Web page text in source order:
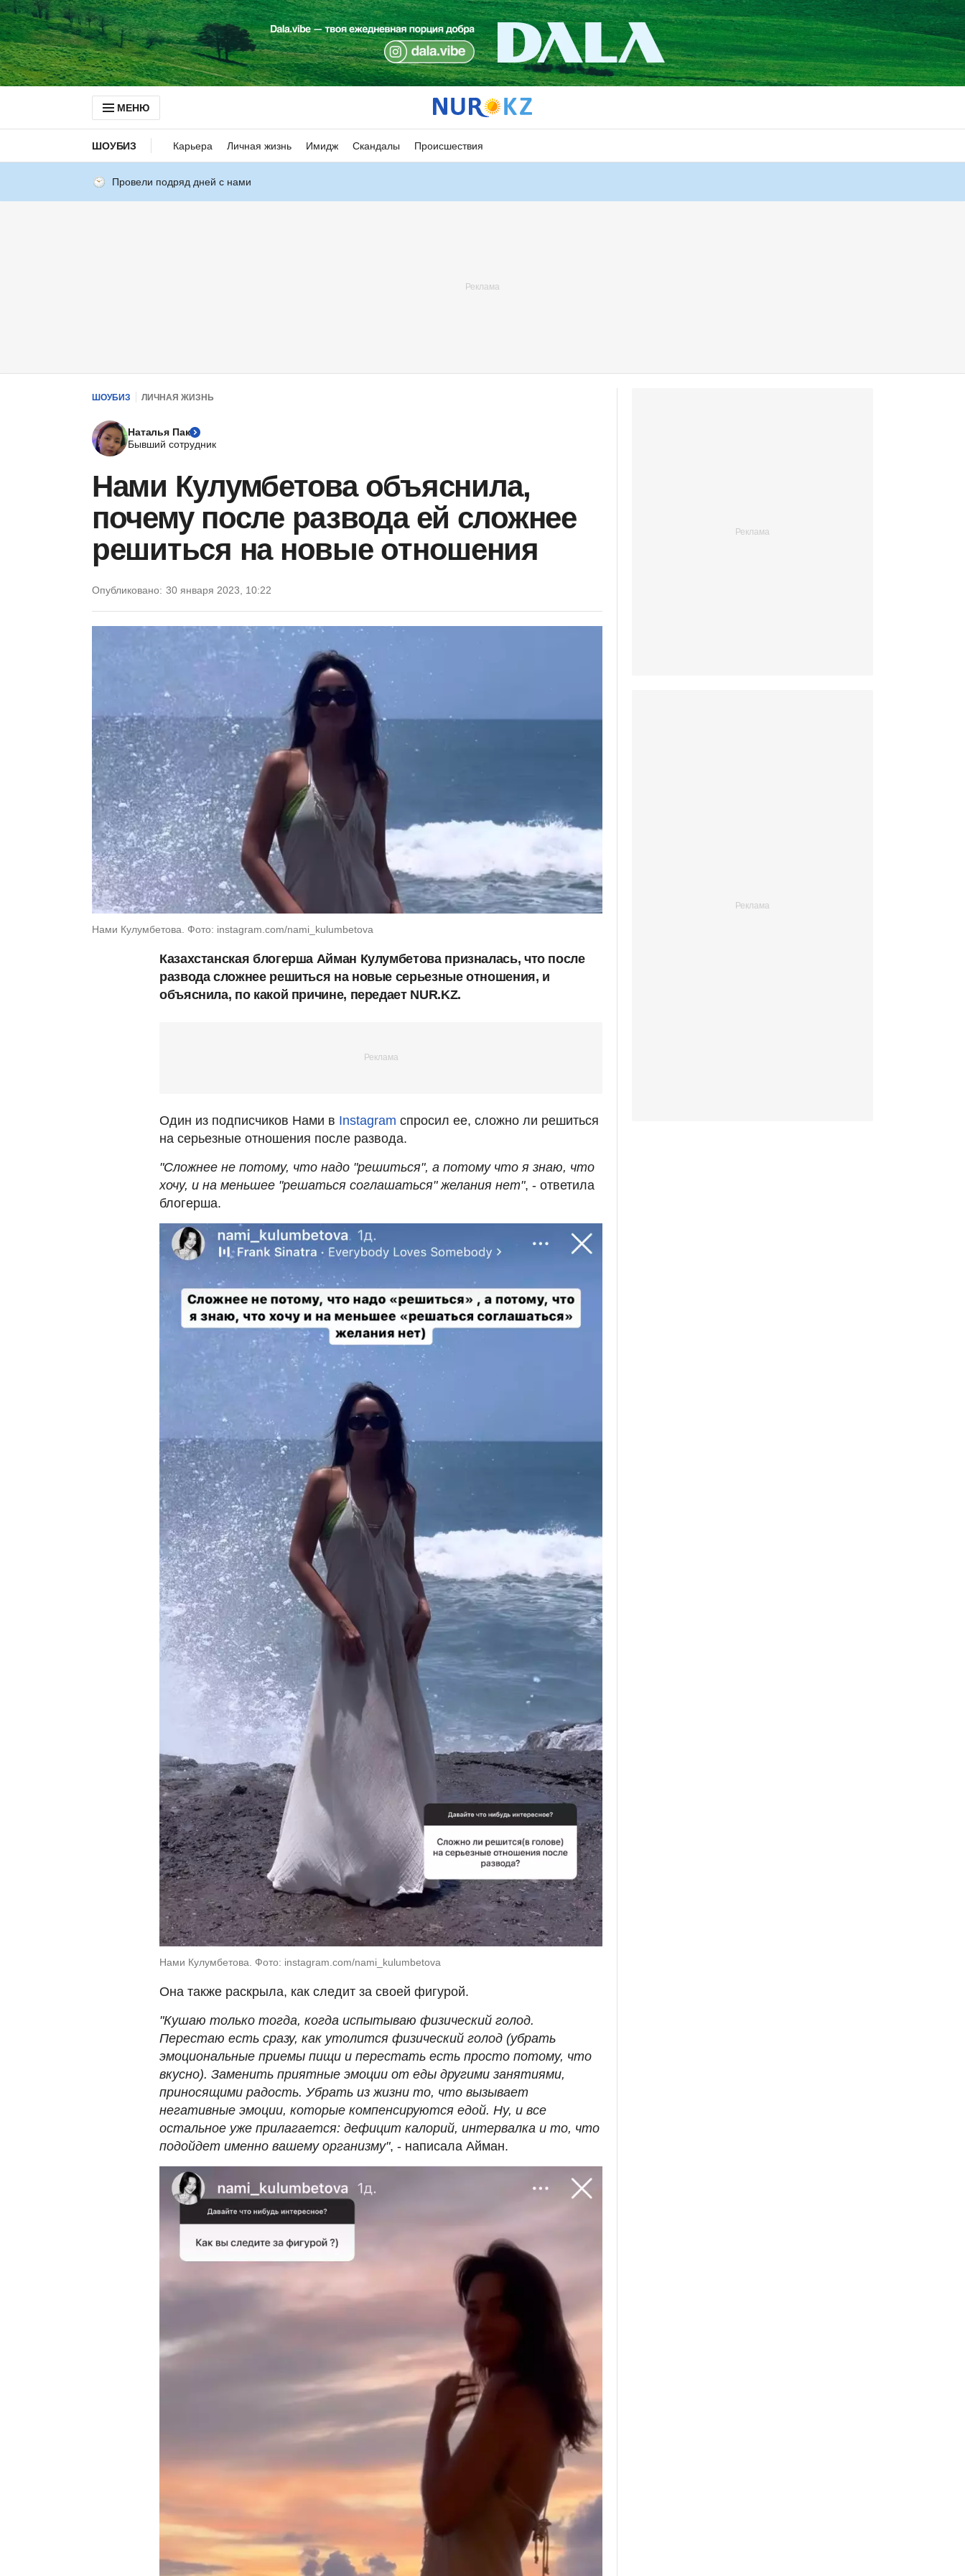
МЕНЮ
ШОУБИЗ Карьера Личная жизнь Имидж Скандалы Происшествия
Провели подряд дней с нами
ШОУБИЗ ЛИЧНАЯ ЖИЗНЬ
Наталья Пак
Бывший сотрудник
Нами Кулумбетова объяснила,
почему после развода ей сложнее
решиться на новые отношения
Опубликовано: 30 января 2023, 10:22
Нами Кулумбетова. Фото: instagram.com/nami_kulumbetova
Казахстанская блогерша Айман Кулумбетова призналась, что после
развода сложнее решиться на новые серьезные отношения, и
объяснила, по какой причине, передает NUR.KZ.
Один из подписчиков Нами в Instagram спросил ее, сложно ли решиться
на серьезные отношения после развода.
"Сложнее не потому, что надо "решиться", а потому что я знаю, что
хочу, и на меньшее "решаться соглашаться" желания нет", - ответила
блогерша.
Нами Кулумбетова. Фото: instagram.com/nami_kulumbetova
Она также раскрыла, как следит за своей фигурой.
"Кушаю только тогда, когда испытываю физический голод.
Перестаю есть сразу, как утолится физический голод (убрать
эмоциональные приемы пищи и перестать есть просто потому, что
вкусно). Заменить приятные эмоции от еды другими занятиями,
приносящими радость. Убрать из жизни то, что вызывает
негативные эмоции, которые компенсируются едой. Ну, и все
остальное уже прилагается: дефицит калорий, интервалка и то, что
подойдет именно вашему организму", - написала Айман.